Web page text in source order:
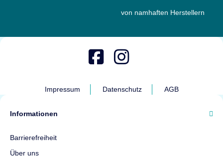
von namhaften Herstellern
Impressum Datenschutz AGB
Informationen
Barrierefreiheit
Über uns